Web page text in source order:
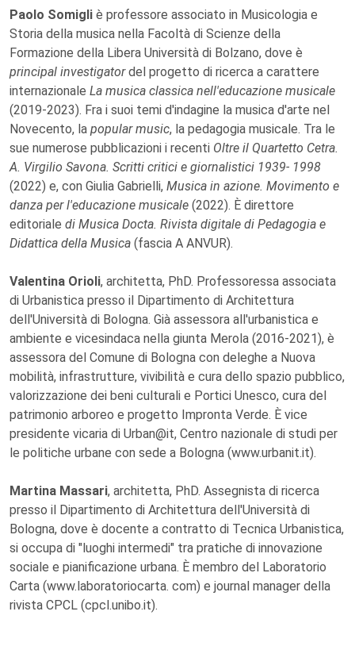
Paolo Somigli è professore associato in Musicologia e
Storia della musica nella Facoltà di Scienze della
Formazione della Libera Università di Bolzano, dove è
principal investigatordel progetto di ricerca a carattere
internazionale La musica classica nell'educazione musicale
(2019-2023). Fra i suoi temi d'indagine la musica d'arte nel
Novecento, la popular music, la pedagogia musicale. Tra le
sue numerose pubblicazioni i recenti Oltre il Quartetto Cetra.
A. Virgilio Savona. Scritti critici e giornalistici 1939- 1998
(2022) e, con Giulia Gabrielli, Musica in azione. Movimento e
danza per l'educazione musicale (2022). È direttore
editoriale di Musica Docta. Rivista digitale di Pedagogia e
Didattica della Musica (fascia A ANVUR).
Valentina Orioli, architetta, PhD. Professoressa associata
di Urbanistica presso il Dipartimento di Architettura
dell'Università di Bologna. Già assessora all'urbanistica e
ambiente e vicesindaca nella giunta Merola (2016-2021), è
assessora del Comune di Bologna con deleghe a Nuova
mobilità, infrastrutture, vivibilità e cura dello spazio pubblico,
valorizzazione dei beni culturali e Portici Unesco, cura del
patrimonio arboreo e progetto Impronta Verde. È vice
presidente vicaria di Urban@it, Centro nazionale di studi per
le politiche urbane con sede a Bologna (www.urbanit.it).
Martina Massari, architetta, PhD. Assegnista di ricerca
presso il Dipartimento di Architettura dell'Università di
Bologna, dove è docente a contratto di Tecnica Urbanistica,
si occupa di "luoghi intermedi" tra pratiche di innovazione
sociale e pianificazione urbana. È membro del Laboratorio
Carta (www.laboratoriocarta. com) e journal manager della
rivista CPCL (cpcl.unibo.it).